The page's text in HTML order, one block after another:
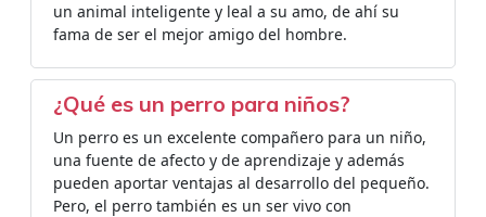
un animal inteligente y leal a su amo, de ahí su
fama de ser el mejor amigo del hombre.
¿Qué es un perro para niños?
Un perro es un excelente compañero para un niño,
una fuente de afecto y de aprendizaje y además
pueden aportar ventajas al desarrollo del pequeño.
Pero, el perro también es un ser vivo con